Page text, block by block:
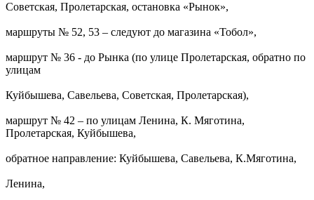
Советская, Пролетарская, остановка «Рынок»,
маршруты № 52, 53 – следуют до магазина «Тобол»,
маршрут № 36 - до Рынка (по улице Пролетарская, обратно по
улицам
Куйбышева, Савельева, Советская, Пролетарская),
маршрут № 42 – по улицам Ленина, К. Мяготина,
Пролетарская, Куйбышева,
обратное направление: Куйбышева, Савельева, К.Мяготина,
Ленина,